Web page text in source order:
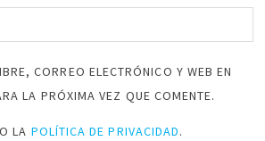
CORREO ELECTRÓNICO Y WEB EN
LA PRÓXIMA VEZ QUE COMENTE.
LA POLÍTICA DE PRIVACIDAD.